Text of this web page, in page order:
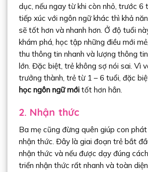
dục, nếu ngay từ khi còn nhỏ, trước 6
tiếp xúc với ngôn ngữ khác thì khả
sẽ tốt hơn và nhanh hơn. Ở độ tuổi
khám phá, học tập những điều mới
thu thông tin nhanh và lượng thông
lớn. Đặc biệt, trẻ không sợ nói sai. Vì
trưởng thành, trẻ từ 1 – 6 tuổi, đặc
học ngôn ngữ mớitốt hơn hẳn.
2. Nhận thức
Ba mẹ cũng đừng quên giúp con
nhận thức. Đây là giai đoạn trẻ bắt
nhận thức và nếu được dạy đúng
triển nhận thức rất nhanh và toàn